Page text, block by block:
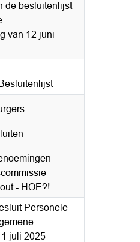
de besluitenlijst
van 12 juni
- HOE?!
Personele
juli 2025